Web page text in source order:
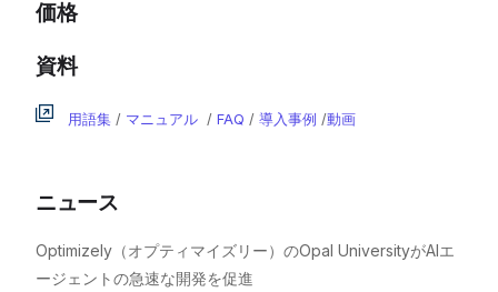
価格
資料
用語集 / マニュアル /FAQ /導入事例 /動画
ニュース
Optimizely（オプティマイズリー）のOpal UniversityがAIエ
ージェントの急速な開発を促進